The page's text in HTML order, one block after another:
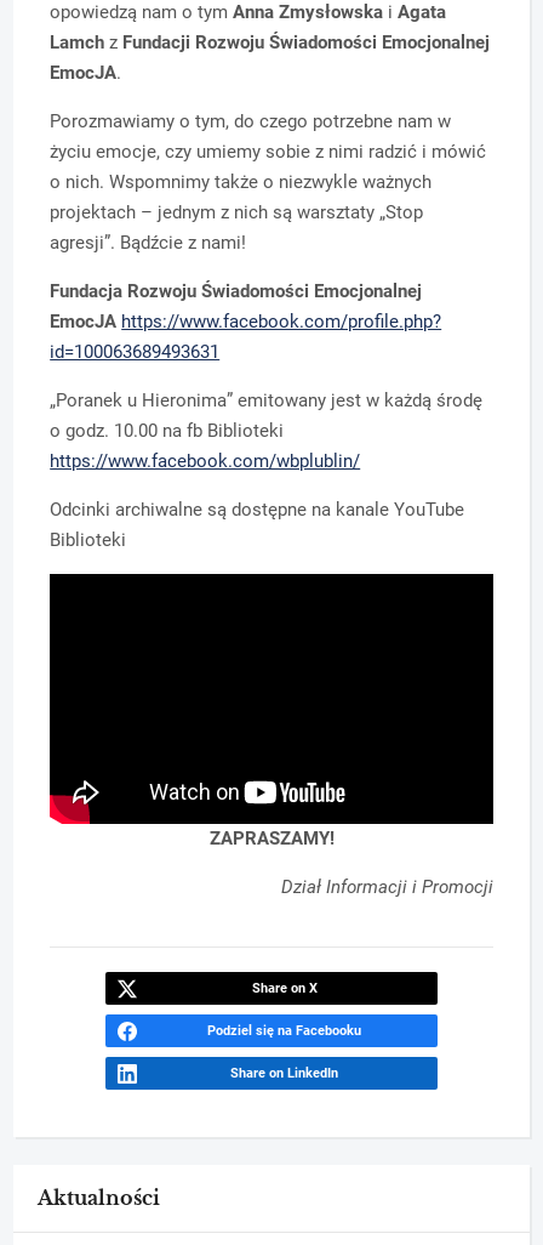
opowiedzą nam o tymAnna Zmysłowska iAgata
Lamch z Fundacji Rozwoju Świadomości Emocjonalnej
EmocJA.
Porozmawiamy o tym, do czego potrzebne nam w
życiu emocje, czy umiemy sobie z nimi radzić i mówić
o nich. Wspomnimy także o niezwykle ważnych
projektach – jednym z nich są warsztaty „Stop
agresji”. Bądźcie z nami!
Fundacja Rozwoju Świadomości Emocjonalnej
EmocJA https://www.facebook.com/profile.php?
id=100063689493631
„Poranek u Hieronima” emitowany jest w każdą środę
o godz. 10.00 na fb Biblioteki
https://www.facebook.com/wbplublin/
Odcinki archiwalne są dostępne na kanale YouTube
Biblioteki
ZAPRASZAMY!
Dział Informacji i Promocji
Share on X
Podziel się na Facebooku
Share on LinkedIn
Aktualności